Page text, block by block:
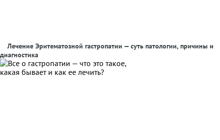
Лечение Эритематозной гастропатии — суть патологии, причины и
диагностика